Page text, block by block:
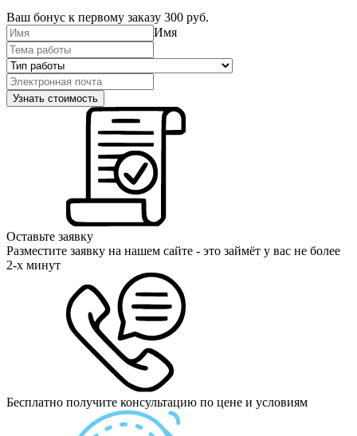
Ваш бонус к первому заказу 300 руб.
Имя
Оставьте заявку
Разместите заявку на нашем сайте - это займёт у вас не более
2-х минут
Бесплатно получите консультацию по цене и условиям